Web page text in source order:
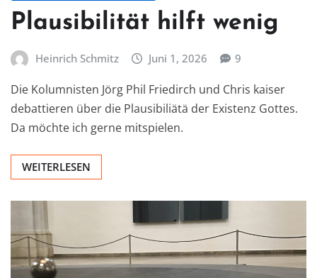
Plausibilität hilft wenig
Heinrich Schmitz Juni 1, 2026 9
Die Kolumnisten Jörg Phil Friedirch und Chris kaiser
debattieren über die Plausibiliätä der Existenz Gottes.
Da möchte ich gerne mitspielen.
WEITERLESEN